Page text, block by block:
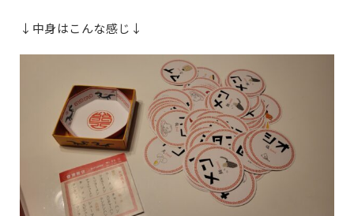
↓中身はこんな感じ↓